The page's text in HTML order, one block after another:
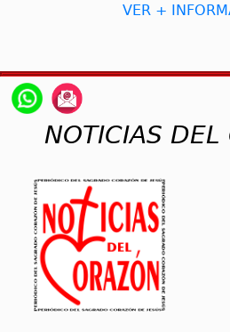
VER +
NOTICIAS DEL